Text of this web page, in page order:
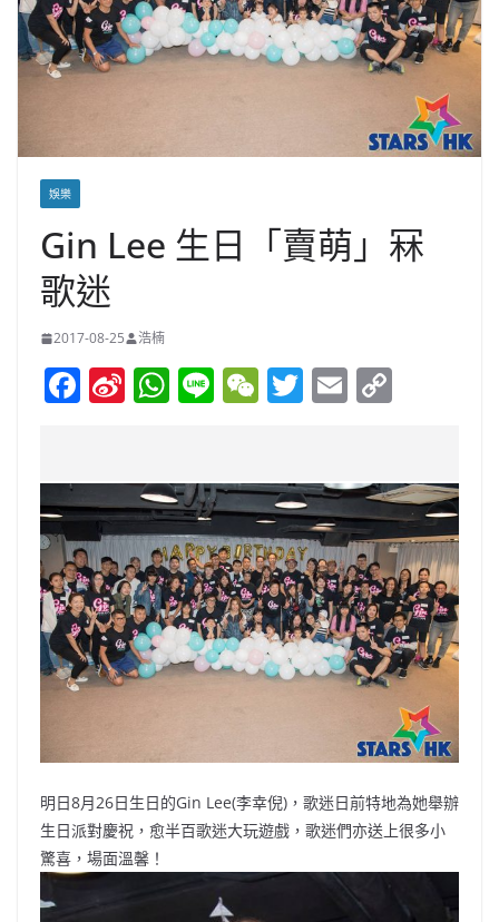
娛樂
Gin Lee 生日「賣萌」冧
歌迷
2017-08-25 浩楠
F
e
b
o
o
k
Si
W
ei
b
o
W
s
A
p
p
Li W
h
at
T
er
E
l y
Li
n
k
明日8月26日生日的Gin Lee(李幸倪)，歌迷日前特地為她舉辦
生日派對慶祝，愈半百歌迷大玩遊戲，歌迷們亦送上很多小
驚喜，場面溫馨！